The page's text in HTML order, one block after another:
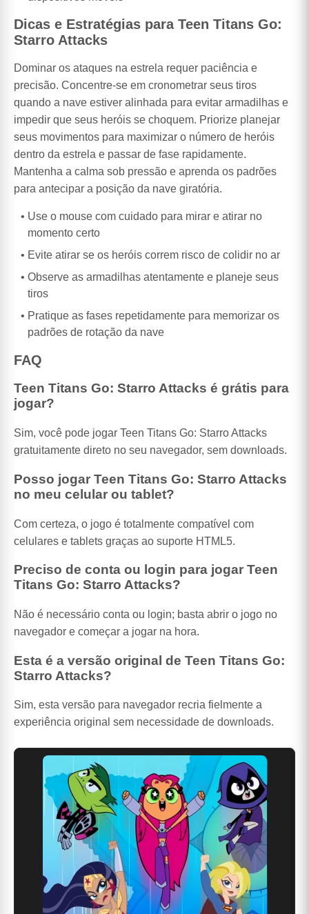
Dicas e Estratégias para Teen Titans Go:
Starro Attacks
Dominar os ataques na estrela requer paciência e
precisão. Concentre-se em cronometrar seus tiros
quando a nave estiver alinhada para evitar armadilhas e
impedir que seus heróis se choquem. Priorize planejar
seus movimentos para maximizar o número de heróis
dentro da estrela e passar de fase rapidamente.
Mantenha a calma sob pressão e aprenda os padrões
para antecipar a posição da nave giratória.
Use o mouse com cuidado para mirar e atirar no
momento certo
Evite atirar se os heróis correm risco de colidir no ar
Observe as armadilhas atentamente e planeje seus
tiros
Pratique as fases repetidamente para memorizar os
padrões de rotação da nave
FAQ
Teen Titans Go: Starro Attacks é grátis para
jogar?
Sim, você pode jogar Teen Titans Go: Starro Attacks
gratuitamente direto no seu navegador, sem downloads.
Posso jogar Teen Titans Go: Starro Attacks
no meu celular ou tablet?
Com certeza, o jogo é totalmente compatível com
celulares e tablets graças ao suporte HTML5.
Preciso de conta ou login para jogar Teen
Titans Go: Starro Attacks?
Não é necessário conta ou login; basta abrir o jogo no
navegador e começar a jogar na hora.
Esta é a versão original de Teen Titans Go:
Starro Attacks?
Sim, esta versão para navegador recria fielmente a
experiência original sem necessidade de downloads.